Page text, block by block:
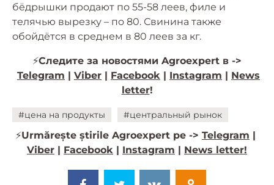
бёдрышки продают по 55-58 леев, филе и
телячью вырезку – по 80. Свинина также
обойдётся в среднем в 80 леев за кг.
⚡Следите за новостями Agroexpert в ->
Telegram | Viber | Facebook | Instagram | News
letter!
#цена на продукты #центральный рынок
⚡️Urmărește știrile Agroexpert pe -> Telegram |
Viber | Facebook | Instagram | News letter!